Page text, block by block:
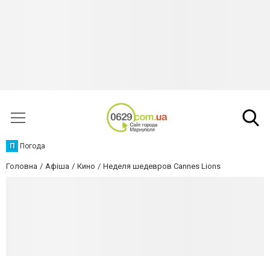
П Погода
Головна Афіша Кино Неделя шедевров Cannes Lions